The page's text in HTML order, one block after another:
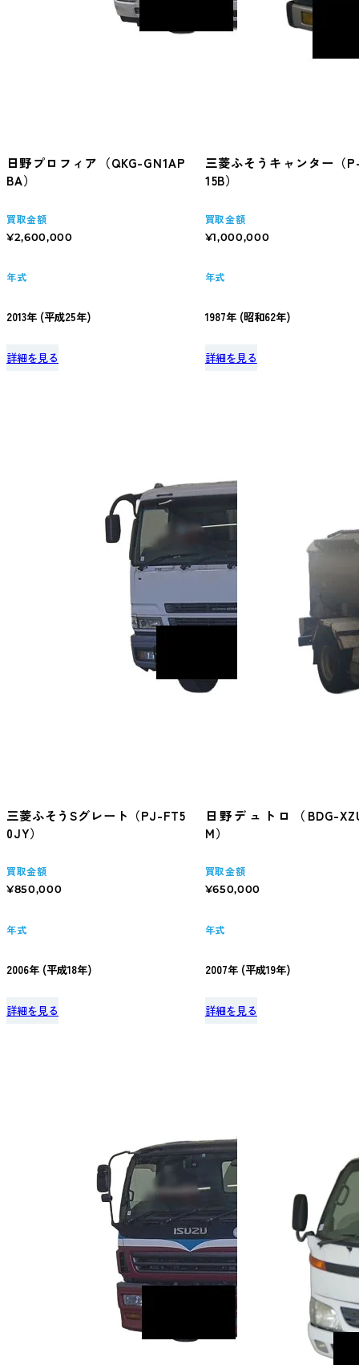
日野プロフィア（QKG-GN1AP
BA）
買取金額
¥2,600,000
年式
2013年 (平成25年)
詳細を見る
三菱ふそうキャンター（
15B）
買取金額
¥1,000,000
年式
1987年 (昭和62年)
詳細を見る
三菱ふそうSグレート（PJ-FT5
0JY）
買取金額
¥850,000
年式
2006年 (平成18年)
詳細を見る
日野デュトロ（BDG-
M）
買取金額
¥650,000
年式
2007年 (平成19年)
詳細を見る